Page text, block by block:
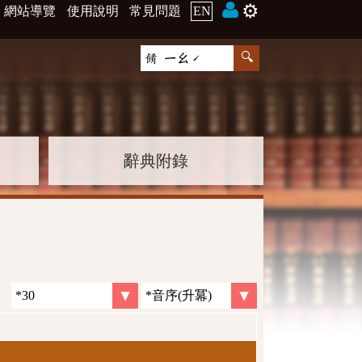
網站導覽 使用說明 常見問題 EN ⚙️
辭典附錄